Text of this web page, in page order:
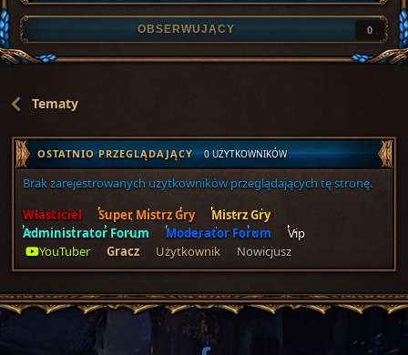
OBSERWUJĄCY 0
Tematy
OSTATNIO PRZEGLĄDAJĄCY0 UŻYTKOWNIKÓW
Brak zarejestrowanych użytkowników przeglądających tę stronę.
Właściciel
Super Mistrz Gry
Mistrz Gry
Administrator Forum
Moderator Forum
Vip
YouTuber
Gracz Użytkownik Nowicjusz